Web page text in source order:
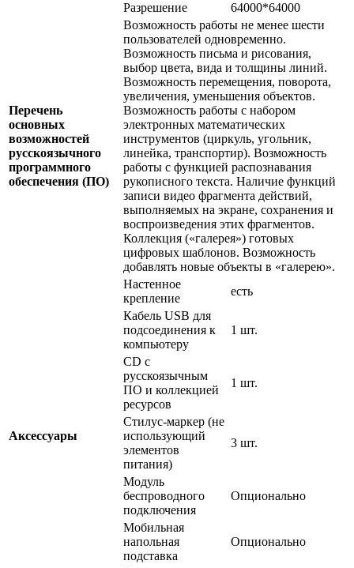
Разрешение 64000*64000
Перечень
основных
возможностей
русскоязычного
программного
обеспечения (ПО)
Возможность работы не менее шести
пользователей одновременно.
Возможность письма и рисования,
выбор цвета, вида и толщины линий.
Возможность перемещения, поворота,
увеличения, уменьшения объектов.
Возможность работы с набором
электронных математических
инструментов (циркуль, угольник,
линейка, транспортир). Возможность
работы с функцией распознавания
рукописного текста. Наличие функций
записи видео фрагмента действий,
выполняемых на экране, сохранения и
воспроизведения этих фрагментов.
Коллекция («галерея») готовых
цифровых шаблонов. Возможность
добавлять новые объекты в «галерею».
Аксессуары
Настенное
крепление
есть
Кабель USB для
подсоединения к
компьютеру
1 шт.
CD с
русскоязычным
ПО и коллекцией
ресурсов
1 шт.
Стилус-маркер (не
использующий
элементов
питания)
3 шт.
Модуль
беспроводного
подключения
Опционально
Мобильная
напольная
подставка
Опционально